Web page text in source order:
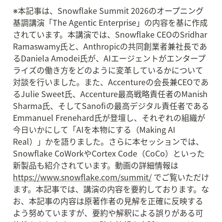
※本記事は、Snowflake Summit 2026のオープニング
基調講演「The Agentic Enterprise」の内容を基に作成
されています。本講演では、Snowflake CEOのSridhar
Ramaswamy氏と、Anthropicの共同創業者兼社長であ
るDaniela Amodei氏が、AIエージェントがエンタープ
ライズの働き方をどのように変革しているかについて
対談を行いました。また、Accentureの会長兼CEOであ
るJulie Sweet氏、Accenture最高戦略責任者のManish
Sharma氏、そしてSanofiの最高デジタル責任者である
Emmanuel Frenehard氏が登壇し、それぞれの組織が
今日いかにして「AIを本物にする（Making AI
Real）」かを語りました。さらに本セッションでは、
Snowflake CoWorkやCortex Code（CoCo）といった
https://www.snowflake.com/summit/ でご覧いただけ
ます。本記事では、講演の内容を要約しております。な
お、本記事の内容は原著作者の見解を正確に反映する
よう努めていますが、要約や解釈による誤りがある可